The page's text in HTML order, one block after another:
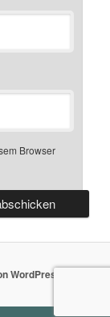
Browser
WordPress